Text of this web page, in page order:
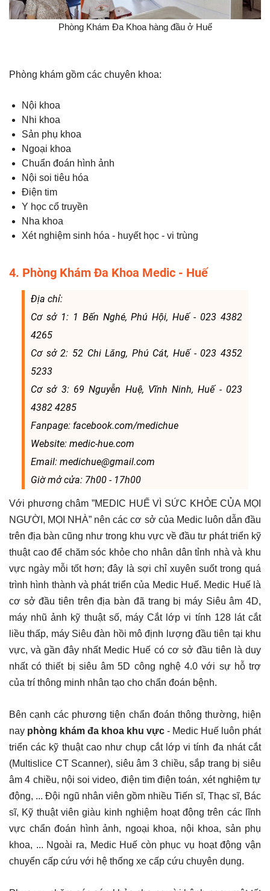
Phòng Khám Đa Khoa hàng đầu ở Huế
Phòng khám gồm các chuyên khoa:
Nội khoa
Nhi khoa
Sản phụ khoa
Ngoại khoa
Chuẩn đoán hình ảnh
Nội soi tiêu hóa
Điện tim
Y học cổ truyền
Nha khoa
Xét nghiệm sinh hóa - huyết học - vi trùng
4. Phòng Khám Đa Khoa Medic - Huế
Địa chỉ:
Cơ sở 1: 1 Bến Nghé, Phú Hội, Huế - 023 4382
4265
Cơ sở 2: 52 Chi Lăng, Phú Cát, Huế - 023 4352
5233
Cơ sở 3: 69 Nguyễn Huệ, Vĩnh Ninh, Huế - 023
4382 4285
Fanpage: facebook.com/medichue
Website: medic-hue.com
Email: medichue@gmail.com
Giờ mở cửa: 7h00 - 17h00
Với phương châm ”MEDIC HUẾ VÌ SỨC KHỎE CỦA MỌI
NGƯỜI, MỌI NHÀ” nên các cơ sở của Medic luôn dẫn đầu
trên địa bàn cũng như trong khu vực về đầu tư phát triển kỹ
thuật cao để chăm sóc khỏe cho nhân dân tỉnh nhà và khu
vực ngày mỗi tốt hơn; đây là sợi chỉ xuyên suốt trong quá
trình hình thành và phát triển của Medic Huế. Medic Huế là
cơ sở đầu tiên trên địa bàn đã trang bị máy Siêu âm 4D,
máy nhũ ảnh kỹ thuật số, máy Cắt lớp vi tính 128 lát cắt
liều thấp, máy Siêu đàn hồi mô định lượng đầu tiên tại khu
vực, và gần đây nhất Medic Huế có cơ sở đầu tiên là duy
nhất có thiết bị siêu âm 5D công nghệ 4.0 với sự hỗ trợ
của trí thông minh nhân tạo cho chẩn đoán bệnh.
Bên cạnh các phương tiện chẩn đoán thông thường, hiện
nay phòng khám đa khoa khu vực - Medic Huế luôn phát
triển các kỹ thuật cao như chụp cắt lớp vi tính đa nhát cắt
(Multislice CT Scanner), siêu âm 3 chiều, sắp trang bị siêu
âm 4 chiều, nội soi video, điện tim điện toán, xét nghiệm tự
động, ... Đội ngũ nhân viên gồm nhiều Tiến sĩ, Thạc sĩ, Bác
sĩ, Kỹ thuật viên giàu kinh nghiệm hoạt động trên các lĩnh
vực chẩn đoán hình ảnh, ngoại khoa, nội khoa, sản phụ
khoa, ... Ngoài ra, Medic Huế còn phục vụ hoạt động vận
chuyển cấp cứu với hệ thống xe cấp cứu chuyên dụng.